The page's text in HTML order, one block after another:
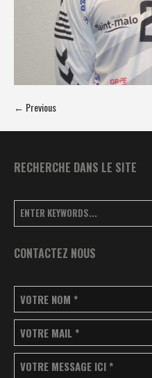
← Previous
RECHERCHE DANS LE SITE
CONTACTEZ NOUS
VOTRE NOM *
VOTRE MAIL *
VOTRE MESSAGE ICI *